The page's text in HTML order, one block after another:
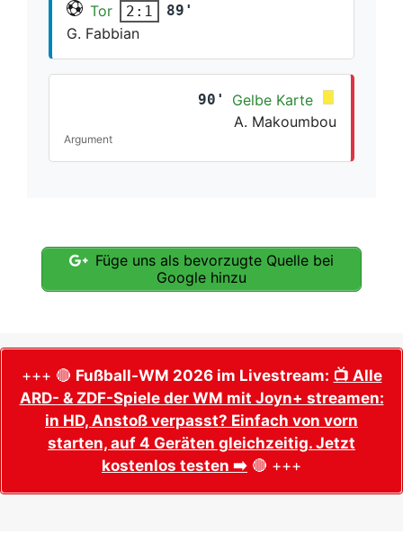
Tor 2:1 89'
G. Fabbian
90'
Gelbe Karte
A. Makoumbou
Argument
Füge uns als bevorzugte Quelle bei
Google hinzu
+++ 🔴 Fußball-WM 2026 im Livestream: 📺 Alle
ARD- & ZDF-Spiele der WM mit Joyn+ streamen:
in HD, Anstoß verpasst? Einfach von vorn
starten, auf 4 Geräten gleichzeitig. Jetzt
kostenlos testen ➡️ 🔴 +++